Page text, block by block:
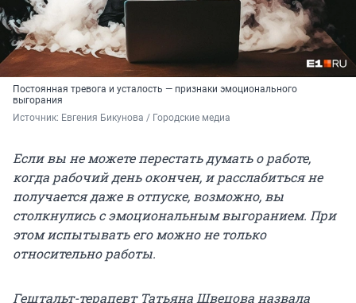
Постоянная тревога и усталость — признаки эмоционального
выгорания
Источник: Евгения Бикунова / Городские медиа
Если вы не можете перестать думать о работе,
когда рабочий день окончен, и расслабиться не
получается даже в отпуске, возможно, вы
столкнулись с эмоциональным выгоранием. При
этом испытывать его можно не только
относительно работы.
Гештальт-терапевт Татьяна Швецова назвала